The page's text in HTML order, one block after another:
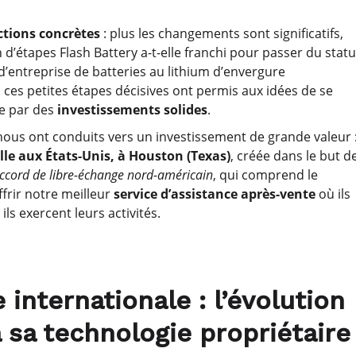
concrètes : plus les changements sont significatifs,
Flash Battery a-t-elle franchi pour passer du
de batteries au lithium d’envergure
petites étapes décisives ont permis aux idées de se
par des investissements solides.
ont conduits vers un investissement de grande valeur :
aux États-Unis, à Houston (Texas), créée dans le but
de libre-échange nord-américain, qui comprend le
notre meilleurservice d’assistance après-vente où ils
exercent leurs activités.
: l’évolution
sa technologie propriétaire